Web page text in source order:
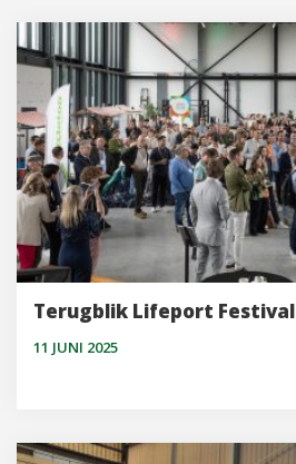
Terugblik Lifeport Festival
11 JUNI 2025